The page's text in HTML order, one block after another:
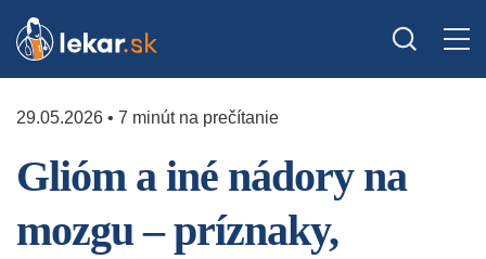
29.05.2026 • 7 minút na prečítanie
Glióm a iné nádory na
mozgu – príznaky,